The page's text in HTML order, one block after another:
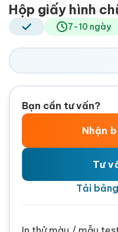
Hộp giấy hình
7-10 ngày
Bạn cần tư vấn?
Nhận
Tư
Tải